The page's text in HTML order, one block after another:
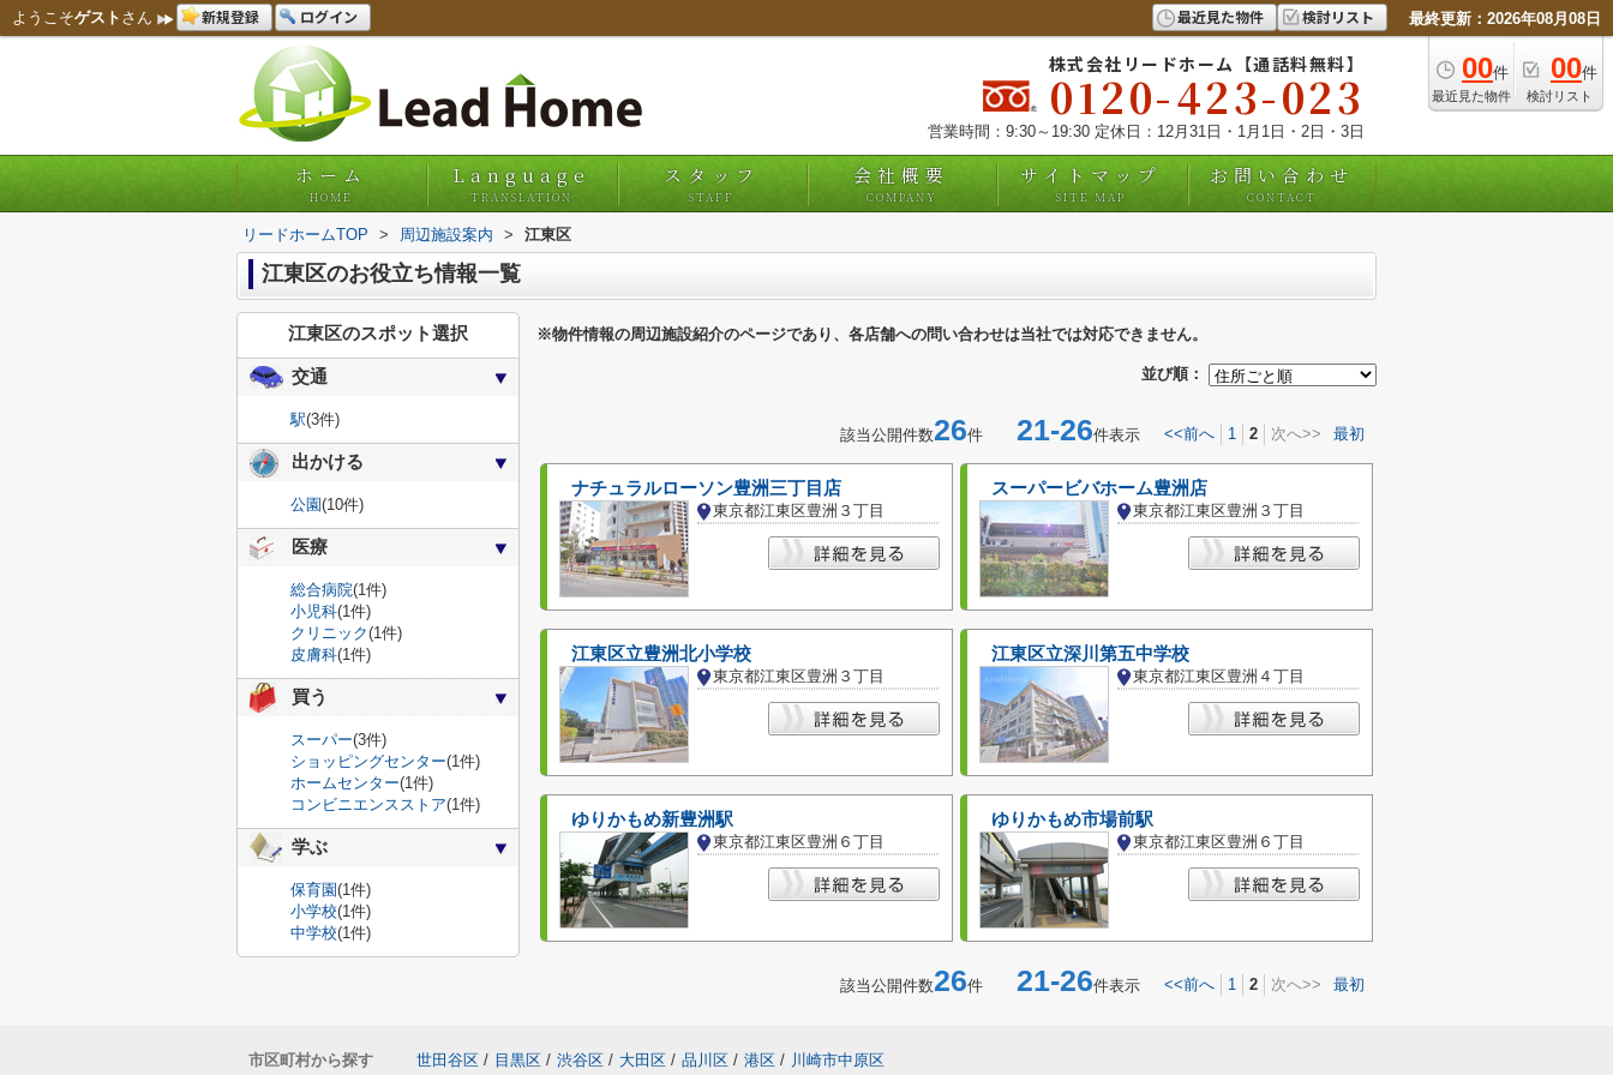
ようこそゲスト さん 新規登録 ログイン 最近見た物件 検討リスト 最終更新：2026年08月08日
00件
最近見た物件
00件
検討リスト
株式会社リードホーム【通話料無料】
0120-423-023
営業時間：9:30～19:30 定休日：12月31日・1月1日・2日・3日
ホーム
HOME
Language
TRANSLATION
スタッフ
STAFF
会社概要
COMPANY
サイトマップ
SITE MAP
お問い合わせ
CONTACT
リードホームTOP > 周辺施設案内 > 江東区
江東区のお役立ち情報一覧
※物件情報の周辺施設紹介のページであり、各店舗への問い合わせは当社では対応できません。
並び順：
該当公開件数26件 21-26件表示 <<前へ 1 2 次へ>> 最初
ナチュラルローソン豊洲三丁目店
東京都江東区豊洲３丁目
スーパービバホーム豊洲店
東京都江東区豊洲３丁目
江東区立豊洲北小学校
東京都江東区豊洲３丁目
江東区立深川第五中学校
東京都江東区豊洲４丁目
ゆりかもめ新豊洲駅
東京都江東区豊洲６丁目
ゆりかもめ市場前駅
東京都江東区豊洲６丁目
該当公開件数26件 21-26件表示 <<前へ 1 2 次へ>> 最初
江東区のスポット選択
交通
駅(3件)
出かける
公園(10件)
医療
総合病院(1件)
小児科(1件)
クリニック(1件)
皮膚科(1件)
買う
スーパー(3件)
ショッピングセンター(1件)
ホームセンター(1件)
コンビニエンスストア(1件)
学ぶ
保育園(1件)
小学校(1件)
中学校(1件)
市区町村から探す 世田谷区 / 目黒区 / 渋谷区 / 大田区 / 品川区 / 港区 / 川崎市中原区